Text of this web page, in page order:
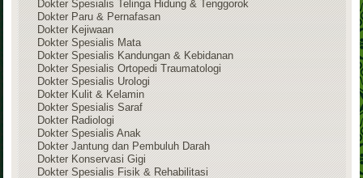
Dokter Spesialis Telinga Hidung & Tenggorok
Dokter Paru & Pernafasan
Dokter Kejiwaan
Dokter Spesialis Mata
Dokter Spesialis Kandungan & Kebidanan
Dokter Spesialis Ortopedi Traumatologi
Dokter Spesialis Urologi
Dokter Kulit & Kelamin
Dokter Spesialis Saraf
Dokter Radiologi
Dokter Spesialis Anak
Dokter Jantung dan Pembuluh Darah
Dokter Konservasi Gigi
Dokter Spesialis Fisik & Rehabilitasi